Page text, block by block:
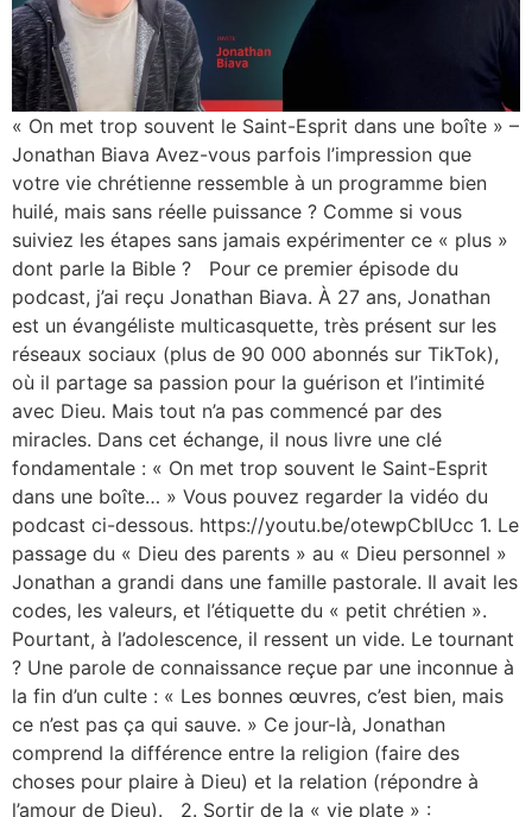
« On met trop souvent le Saint-Esprit dans une boîte » –
Jonathan Biava Avez-vous parfois l’impression que
votre vie chrétienne ressemble à un programme bien
huilé, mais sans réelle puissance ? Comme si vous
suiviez les étapes sans jamais expérimenter ce « plus »
dont parle la Bible ? Pour ce premier épisode du
podcast, j’ai reçu Jonathan Biava. À 27 ans, Jonathan
est un évangéliste multicasquette, très présent sur les
réseaux sociaux (plus de 90 000 abonnés sur TikTok),
où il partage sa passion pour la guérison et l’intimité
avec Dieu. Mais tout n’a pas commencé par des
miracles. Dans cet échange, il nous livre une clé
fondamentale : « On met trop souvent le Saint-Esprit
dans une boîte… » Vous pouvez regarder la vidéo du
podcast ci-dessous. https://youtu.be/otewpCbIUcc 1. Le
passage du « Dieu des parents » au « Dieu personnel »
Jonathan a grandi dans une famille pastorale. Il avait les
codes, les valeurs, et l’étiquette du « petit chrétien ».
Pourtant, à l’adolescence, il ressent un vide. Le tournant
? Une parole de connaissance reçue par une inconnue à
la fin d’un culte : « Les bonnes œuvres, c’est bien, mais
ce n’est pas ça qui sauve. » Ce jour-là, Jonathan
comprend la différence entre la religion (faire des
choses pour plaire à Dieu) et la relation (répondre à
l’amour de Dieu). 2. Sortir de la « vie plate » :